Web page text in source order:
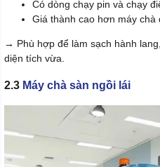
Có dòng chạy pin và chạy
Giá thành cao hơn máy chà
→ Phù hợp để làm sạch hành
diện tích vừa.
2.3 Máy chà sàn ngồi lái